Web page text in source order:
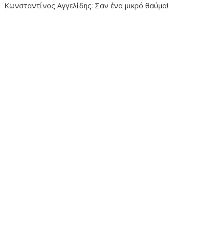
Κωνσταντίνος Αγγελίδης: Σαν ένα μικρό θαύμα!